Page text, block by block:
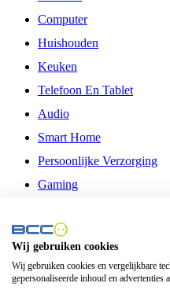
Computer
Huishouden
Keuken
Telefoon En Tablet
Audio
Smart Home
Persoonlijke Verzorging
Gaming
Philips
Schermgrootte 24 Inch
Wij gebruiken cookies
Wij gebruiken cookies en vergelijkbare
gepersonaliseerde inhoud en advertenties